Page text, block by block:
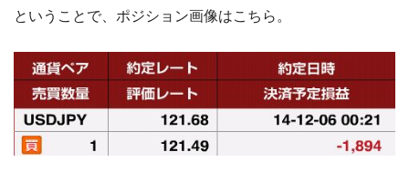
ということで、ポジション画像はこちら。